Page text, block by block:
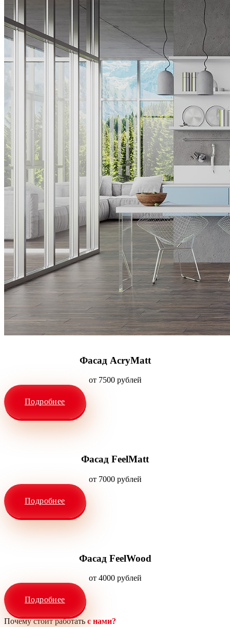
Фасад AcryMatt
от 7500 рублей
Подробнее
Фасад FeelMatt
от 7000 рублей
Подробнее
Фасад FeelWood
от 4000 рублей
Подробнее
Почему стоит работать с нами?